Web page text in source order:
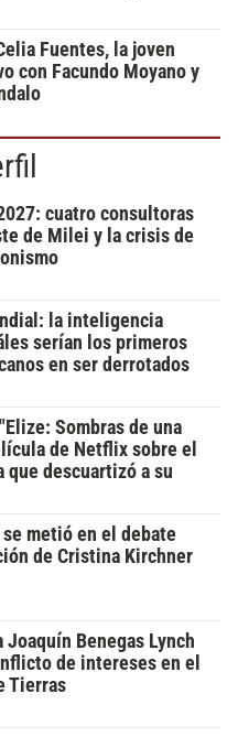
Fuentes, la joven
con Facundo Moyano y
cuatro consultoras
de Milei y la crisis de
la inteligencia
serían los primeros
en ser derrotados
Sombras de una
de Netflix sobre el
que descuartizó a su
metió en el debate
de Cristina Kirchner
Joaquín Benegas Lynch
de intereses en el
Tierras